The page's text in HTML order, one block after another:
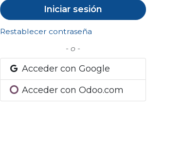
Iniciar sesión
Restablecer contraseña
- o -
Acceder con Google
Acceder con Odoo.com